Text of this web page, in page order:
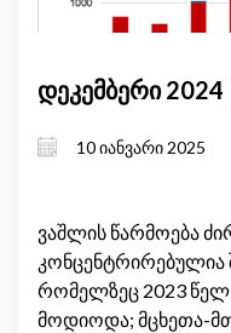
დეკემბერი
10 იანვარი 2025
ვაშლის წარმოება
რომელზეც 2023
მოდიოდა; მცხეთა-